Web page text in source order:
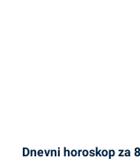
Dnevni horoskop za